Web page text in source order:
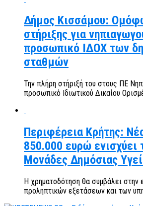
Δήμος Κισσάμου:
στήριξης για
προσωπικό ΙΔΟΧ των
σταθμών
Την πλήρη στήριξή του στους ΠΕ
προσωπικό Ιδιωτικού Δικαίου
Περιφέρεια Κρήτης:
850.000 ευρώ ενισχύει
Μονάδες Δημόσιας
Η χρηματοδότηση θα συμβάλει
προληπτικών εξετάσεων και των